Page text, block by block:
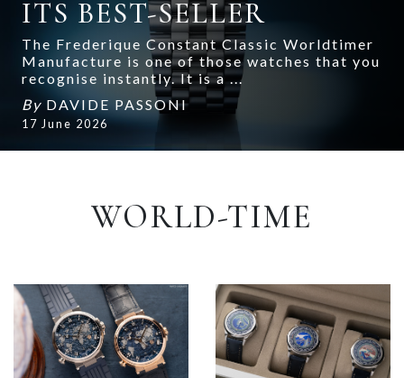
ITS BEST-SELLER
The Frederique Constant Classic Worldtimer
Manufacture is one of those watches that you
recognise instantly. It is a ...
By DAVIDE PASSONI
17 June 2026
WORLD-TIME